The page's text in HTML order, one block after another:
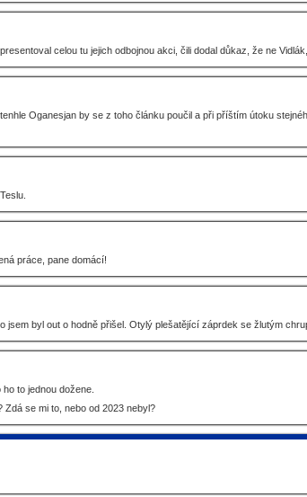
celou tu jejich odbojnou akci, čili dodal důkaz, že ne
Oganesjan by se z toho článku poučil a při příštím útoku
práce, pane domácí!
jsem byl out o hodně přišel. Otylý plešatějící záprdek se žlutým
to jednou dožene.
se mi to, nebo od 2023 nebyl?